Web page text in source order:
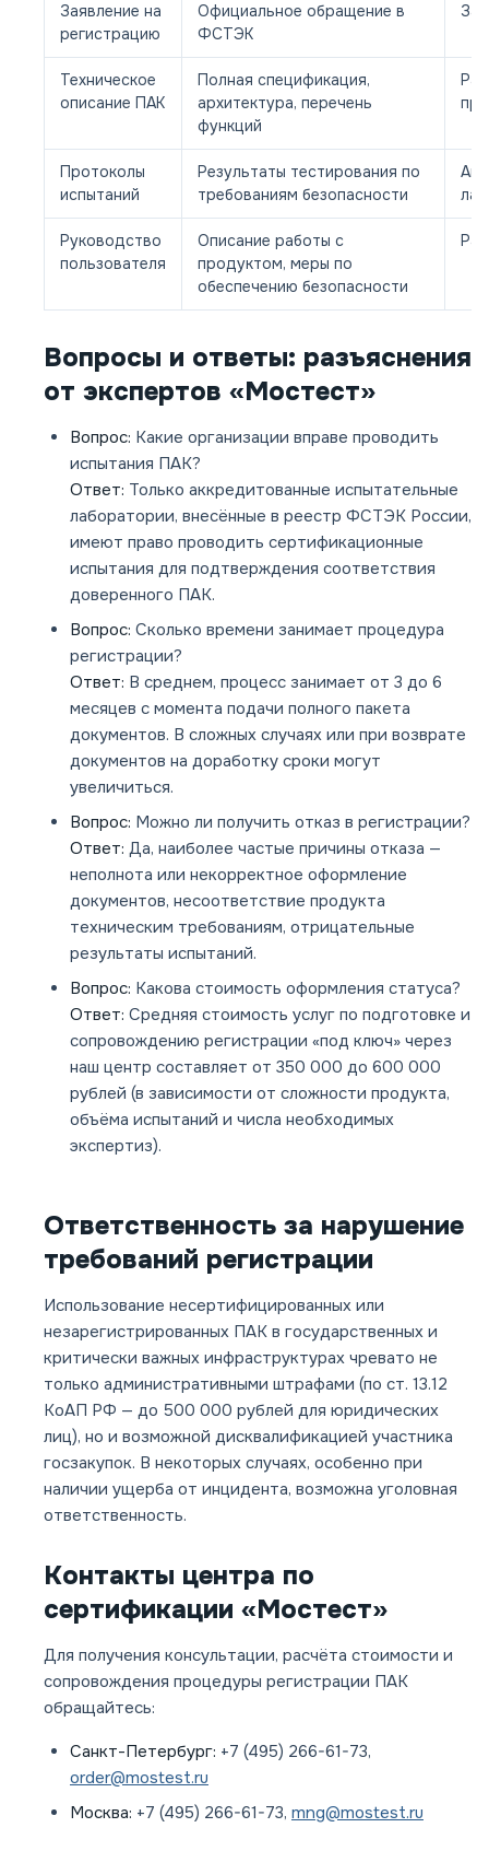
Заявление на
регистрацию
Официальное обращение в
ФСТЭК
Техническое
описание ПАК
Полная спецификация,
архитектура, перечень
функций
Протоколы
испытаний
Результаты тестирования по
требованиям безопасности
Руководство
пользователя
Описание работы с
продуктом, меры по
обеспечению безопасности
Вопросы и ответы: разъяснения
от экспертов «Мостест»
Вопрос: Какие организации вправе проводить
испытания ПАК?
Ответ: Только аккредитованные испытательные
лаборатории, внесённые в реестр ФСТЭК России,
имеют право проводить сертификационные
испытания для подтверждения соответствия
доверенного ПАК.
Вопрос: Сколько времени занимает процедура
регистрации?
Ответ: В среднем, процесс занимает от 3 до 6
месяцев с момента подачи полного пакета
документов. В сложных случаях или при возврате
документов на доработку сроки могут
увеличиться.
Вопрос: Можно ли получить отказ в регистрации?
Ответ: Да, наиболее частые причины отказа —
неполнота или некорректное оформление
документов, несоответствие продукта
техническим требованиям, отрицательные
результаты испытаний.
Вопрос: Какова стоимость оформления статуса?
Ответ: Средняя стоимость услуг по подготовке и
сопровождению регистрации «под ключ» через
наш центр составляет от 350 000 до 600 000
рублей (в зависимости от сложности продукта,
объёма испытаний и числа необходимых
экспертиз).
Ответственность за нарушение
требований регистрации
Использование несертифицированных или
незарегистрированных ПАК в государственных и
критически важных инфраструктурах чревато не
только административными штрафами (по ст. 13.12
КоАП РФ — до 500 000 рублей для юридических
лиц), но и возможной дисквалификацией участника
госзакупок. В некоторых случаях, особенно при
наличии ущерба от инцидента, возможна уголовная
ответственность.
Контакты центра по
сертификации «Мостест»
Для получения консультации, расчёта стоимости и
сопровождения процедуры регистрации ПАК
обращайтесь:
Санкт-Петербург: +7 (495) 266-61-73,
order@mostest.ru
Москва: +7 (495) 266-61-73, mng@mostest.ru